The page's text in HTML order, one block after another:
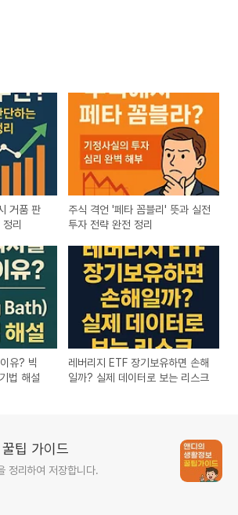
거품 판
리
주식 격언 '페타 꼼블리' 뜻과 실전
투자 전략 완전 정리
유? 빅
법 해설
레버리지 ETF 장기보유하면 손해
일까? 실제 데이터로 보는 리스크
팁 가이드
정리하여 저장합니다.